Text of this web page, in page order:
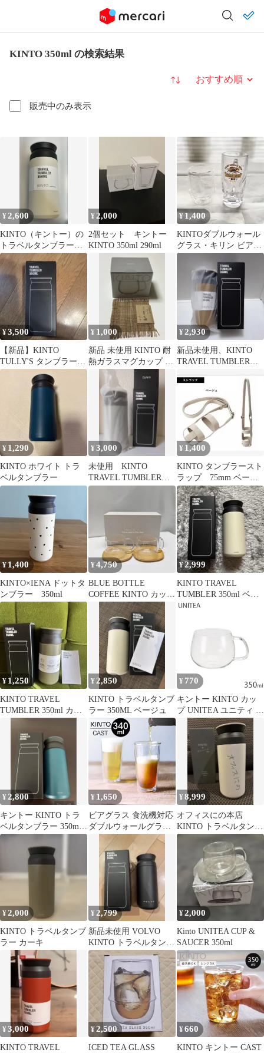
KINTO 350ml の検索結果
販売中のみ表示
並び替え
¥ 2,600
KINTO（キントー）の
トラベルタンブラー
350
¥ 2,000
2個セット キントー
KINTO 350ml 290ml
¥1,400
KINTOダブルウォール
グラス・キリン ビアジ
ョッキセット 耐熱 ビー
ル お酒
¥3,500
【新品】KINTO
TULLY'S タンブラー
350ml
¥ 1,000
新品 未使用 KINTO 耐
熱ガラスマグカップ キ
ントー
¥2,930
新品未使用、KINTO
TRAVEL TUMBLER
350ml コヨーテ
¥ 1,290
KINTO ホワイト トラ
ベルタンブラー
¥3,000
未使用 KINTO
TRAVEL TUMBLER
350ml Fog Gray
¥ 1,400
KINTO タンブラースト
ラップ 75mm ベージ
ュ
¥ 1,400
KINTO×IENA ドットタ
ンブラー 350ml
¥4,750
BLUE BOTTLE
COFFEE KINTO カップ
＆ソーサー 2客セット
¥2,999
KINTO TRAVEL
TUMBLER 350ml ベー
ジュ
¥ 1,250
KINTO TRAVEL
TUMBLER 350ml カー
¥ 2,850
KINTO トラベルタンブ
ラー 350ML ベージュ
¥ 770
キントー KINTO カッ
プ UNITEA ユニティ S
350ml ガラス カップ コ
ップ 食洗機対応 ガラス
ティーウェア 耐熱ガラ
ス おしゃれ 8290
¥ 2,800
キントー KINTO トラ
ベルタンブラー 350ml
ターコイズ
¥ 1,650
ビアグラス 食洗機対応
ダブルウォールグラス
耐熱 ダブルウォールグ
ラス CAST キャスト
kinto キントー クッチ
ーナ ビアグラス おしゃ
れ ビアグラス 350ml ダ
ブルウォールグラス か
わいい ビアグラス 贈り
物
¥8,999
オフィスにの本店
KINTO トラベルタンブ
ラー 350ml 限定
¥2,000
KINTO トラベルタンブ
ラー カーキ
¥ 2,799
新品未使用 VOLVO
KINTO トラベルタンブ
ラー 350ml軽量
¥2,000
Kinto UNITEA CUP &
SAUCER 350ml
¥3,000
KINTO TRAVEL
¥2,500
ICED TEA GLASS
¥660
KINTO キントー CAST